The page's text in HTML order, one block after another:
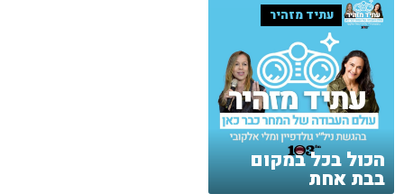
עתיד מזהיר
הכול בכל במקום
בבת אחת